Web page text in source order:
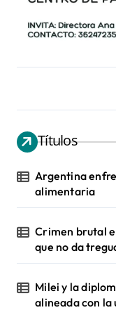
Títulos
Argentina
alimentaria
Crimen brutal
que no da
Milei y la
alineada con